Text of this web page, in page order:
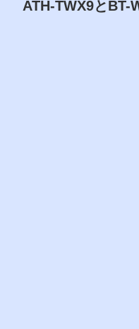
ATH-TWX9とBT-